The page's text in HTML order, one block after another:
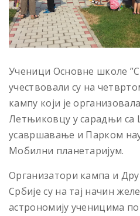
Ученици Основне школе
учествовали су на
кампу који је
Летњиковцу у сарадњи са
усавршавање и Парком
Мобилни планетаријум.
Организатори кампа и
Србије су на тај начин
астрономију ученицима